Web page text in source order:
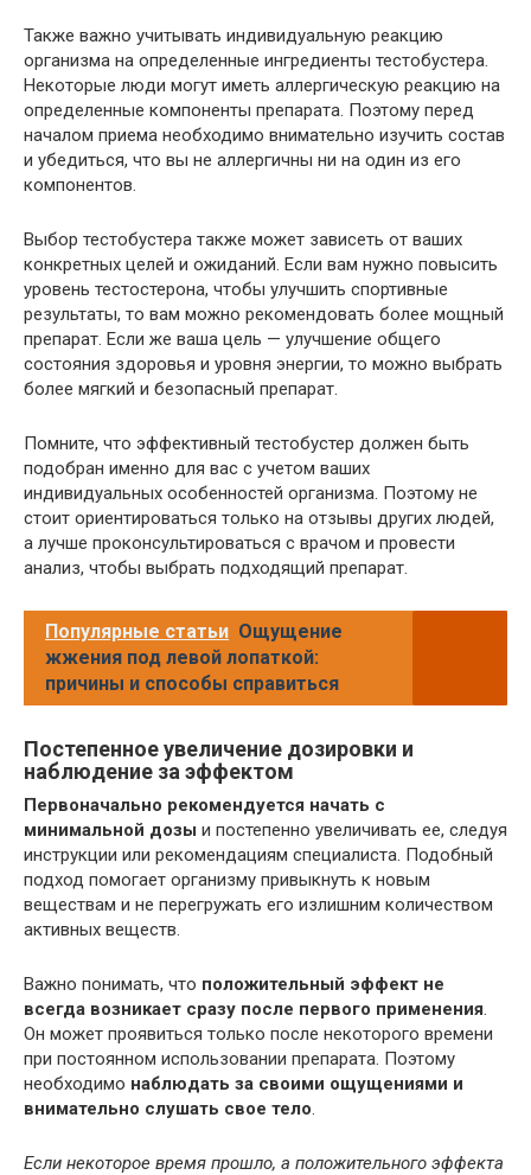
Также важно учитывать индивидуальную реакцию
организма на определенные ингредиенты тестобустера.
Некоторые люди могут иметь аллергическую реакцию на
определенные компоненты препарата. Поэтому перед
началом приема необходимо внимательно изучить состав
и убедиться, что вы не аллергичны ни на один из его
компонентов.
Выбор тестобустера также может зависеть от ваших
конкретных целей и ожиданий. Если вам нужно повысить
уровень тестостерона, чтобы улучшить спортивные
результаты, то вам можно рекомендовать более мощный
препарат. Если же ваша цель — улучшение общего
состояния здоровья и уровня энергии, то можно выбрать
более мягкий и безопасный препарат.
Помните, что эффективный тестобустер должен быть
подобран именно для вас с учетом ваших
индивидуальных особенностей организма. Поэтому не
стоит ориентироваться только на отзывы других людей,
а лучше проконсультироваться с врачом и провести
анализ, чтобы выбрать подходящий препарат.
Популярные статьи Ощущение
жжения под левой лопаткой:
причины и способы справиться
Постепенное увеличение дозировки и
наблюдение за эффектом
Первоначально рекомендуется начать с
минимальной дозы и постепенно увеличивать ее, следуя
инструкции или рекомендациям специалиста. Подобный
подход помогает организму привыкнуть к новым
веществам и не перегружать его излишним количеством
активных веществ.
Важно понимать, что положительный эффект не
всегда возникает сразу после первого применения.
Он может проявиться только после некоторого времени
при постоянном использовании препарата. Поэтому
необходимо наблюдать за своими ощущениями и
внимательно слушать свое тело.
Если некоторое время прошло, а положительного эффекта